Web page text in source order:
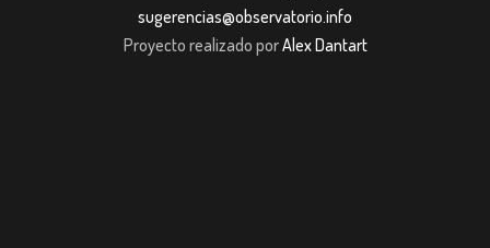
sugerencias@observatorio.info
Proyecto realizado porAlex Dantart